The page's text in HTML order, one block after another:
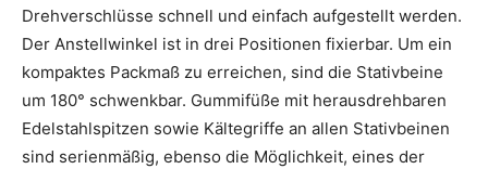
Drehverschlüsse schnell und einfach aufgestellt werden.
Der Anstellwinkel ist in drei Positionen fixierbar. Um ein
kompaktes Packmaß zu erreichen, sind die Stativbeine
um 180° schwenkbar. Gummifüße mit herausdrehbaren
Edelstahlspitzen sowie Kältegriffe an allen Stativbeinen
sind serienmäßig, ebenso die Möglichkeit, eines der